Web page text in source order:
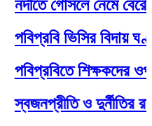
নদীতে গোসলে নেমে
পবিপ্রবি ভিসির বিদায়
পবিপ্রবিতে শিক্ষকদের
স্বজনপ্রীতি ও দুর্নীতির